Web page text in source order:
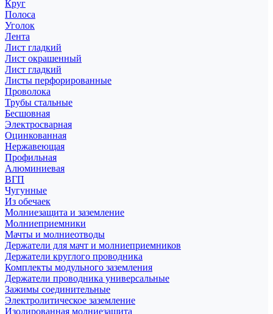
Круг
Полоса
Уголок
Лента
Лист гладкий
Лист окрашенный
Лист гладкий
Листы перфорированные
Проволока
Трубы стальные
Бесшовная
Электросварная
Оцинкованная
Нержавеющая
Профильная
Алюминиевая
ВГП
Чугунные
Из обечаек
Молниезащита и заземление
Молниеприемники
Мачты и молниеотводы
Держатели для мачт и молниеприемников
Держатели круглого проводника
Комплекты модульного заземления
Держатели проводника универсальные
Зажимы соединительные
Электролитическое заземление
Изолированная молниезащита